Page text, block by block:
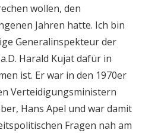
wollen, den
Jahren hatte. Ich bin
Generalinspekteur der
Harald Kujat dafür in
ist. Er war in den 1970er
Verteidigungsministern
Hans Apel und war damit
Fragen nah am